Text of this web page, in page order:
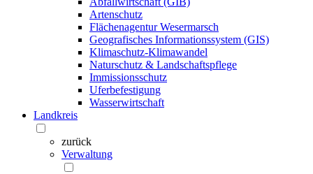
Artenschutz
Flächenagentur Wesermarsch
Geografisches Informationssystem (GIS)
Klimaschutz-Klimawandel
Naturschutz & Landschaftspflege
Immissionsschutz
Uferbefestigung
Wasserwirtschaft
Landkreis
zurück
Verwaltung